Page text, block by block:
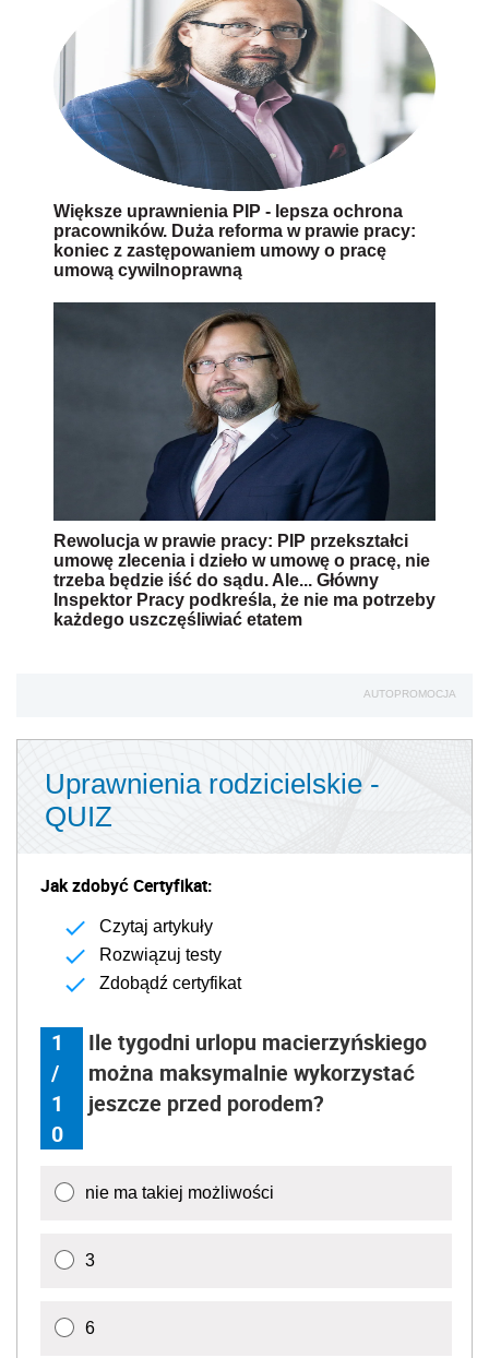
Większe uprawnienia PIP - lepsza ochrona
pracowników. Duża reforma w prawie pracy:
koniec z zastępowaniem umowy o pracę
umową cywilnoprawną
Rewolucja w prawie pracy: PIP przekształci
umowę zlecenia i dzieło w umowę o pracę, nie
trzeba będzie iść do sądu. Ale... Główny
Inspektor Pracy podkreśla, że nie ma potrzeby
każdego uszczęśliwiać etatem
AUTOPROMOCJA
Uprawnienia rodzicielskie -
QUIZ
Jak zdobyć Certyfikat:
Czytaj artykuły
Rozwiązuj testy
Zdobądź certyfikat
1
/
1
0
Ile tygodni urlopu macierzyńskiego
można maksymalnie wykorzystać
jeszcze przed porodem?
nie ma takiej możliwości
3
6